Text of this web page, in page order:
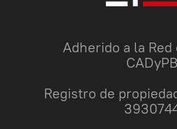
Adherido a la
Registro de